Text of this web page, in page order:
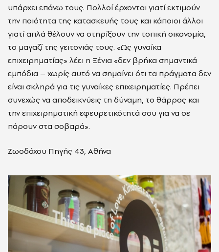
υπάρχει επάνω τους. Πολλοί έρχονται γιατί εκτιμούν
την ποιότητα της κατασκευής τους και κάποιοι άλλοι
γιατί απλά θέλουν να στηρίξουν την τοπική οικονομία,
το μαγαζί της γειτονιάς τους. «Ως γυναίκα
επιχειρηματίας» λέει η Ξένια «δεν βρήκα σημαντικά
εμπόδια – χωρίς αυτό να σημαίνει ότι τα πράγματα δεν
είναι σκληρά για τις γυναίκες επιχειρηματίες. Πρέπει
συνεχώς να αποδεικνύεις τη δύναμη, το θάρρος και
την επιχειρηματική εφευρετικότητά σου για να σε
πάρουν στα σοβαρά».
Ζωοδόχου Πηγής 43, Αθήνα